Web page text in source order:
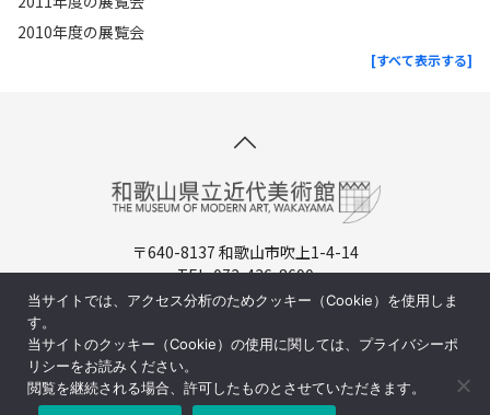
2010年度の展覧会
[すべて表示する]
〒640-8137 和歌山市吹上1-4-14
TEL. 073-436-8690
開館時間：9:30-17:00（入場は16:30まで）
周辺マップ／交通アクセス
当サイトでは、アクセス分析のためクッキー（Cookie）を使用しま
す。
当サイトのクッキー（Cookie）の使用に関しては、プライバシーポ
リシーをお読みください。
閲覧を継続される場合、許可したものとさせていただきます。